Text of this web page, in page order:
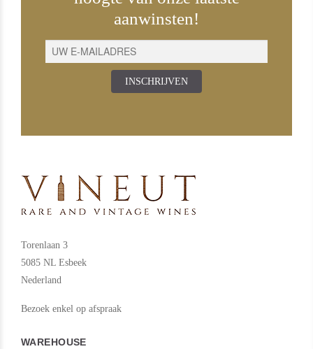
aanwinsten!
INSCHRIJVEN
Torenlaan 3
5085 NL Esbeek
Nederland
Bezoek enkel op afspraak
WAREHOUSE